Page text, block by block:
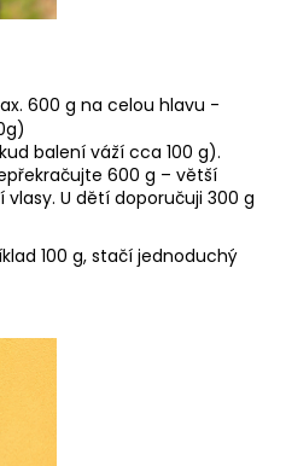
600 g na celou hlavu -
balení váží cca 100 g).
600 g – větší
U dětí doporučuji 300 g
100 g, stačí jednoduchý